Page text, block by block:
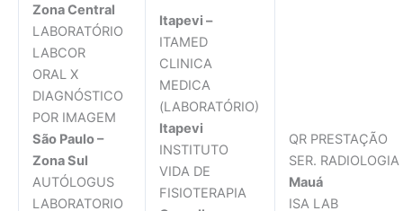
Zona Central
LABORATÓRIO
LABCOR
ORAL X
DIAGNÓSTICO
POR IMAGEM
São Paulo –
Zona Sul
AUTÓLOGUS
LABORATORIO
Itapevi –
ITAMED
CLINICA
MEDICA
(LABORATÓRIO)
Itapevi
INSTITUTO
VIDA DE
FISIOTERAPIA
QR PRESTAÇÃO
SER. RADIOLOGIA
Mauá
ISA LAB